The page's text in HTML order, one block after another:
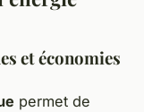
et économies
permet de